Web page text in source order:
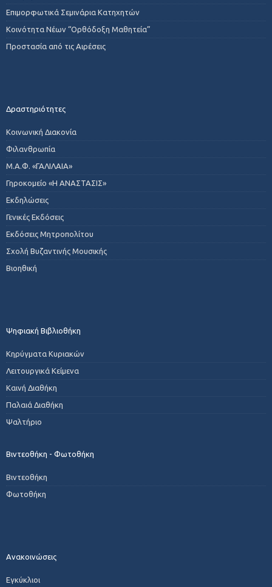
Επιμορφωτικά Σεμινάρια Κατηχητών
Κοινότητα Νέων “Ορθόδοξη Μαθητεία”
Προστασία από τις Αιρέσεις
Δραστηριότητες
Κοινωνική Διακονία
Φιλανθρωπία
Μ.Α.Φ. «ΓΑΛΙΛΑΙΑ»
Γηροκομείο «Η ΑΝΑΣΤΑΣΙΣ»
Εκδηλώσεις
Γενικές Εκδόσεις
Εκδόσεις Μητροπολίτου
Σχολή Βυζαντινής Μουσικής
Βιοηθική
Ψηφιακή Βιβλιοθήκη
Κηρύγματα Κυριακών
Λειτουργικά Κείμενα
Καινή Διαθήκη
Παλαιά Διαθήκη
Ψαλτήριο
Βιντεοθήκη - Φωτοθήκη
Βιντεοθήκη
Φωτοθήκη
Ανακοινώσεις
Εγκύκλιοι